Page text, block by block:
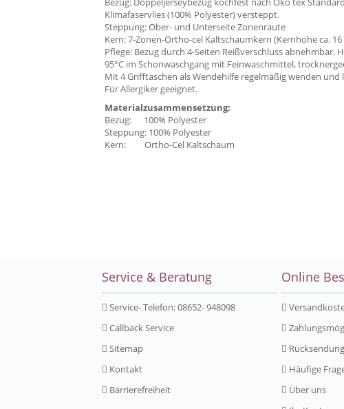
Klimafaservlies (100% Polyester) versteppt.
Steppung: Ober- und Unterseite Zonenraute
Kern: 7-Zonen-Ortho-cel Kaltschaumkern (Kernhöhe ca.
Pflege: Bezug durch 4-Seiten Reißverschluss
95°C im Schonwaschgang mit Feinwaschmittel,
Mit 4 Grifftaschen als Wendehilfe regelmäßig wenden und
Für Allergiker geeignet.
Materialzusammensetzung:
Bezug: 100% Polyester
Steppung: 100% Polyester
Kern: Ortho-Cel Kaltschaum
Service & Beratung
Service- Telefon: 08652- 948098
Callback Service
Sitemap
Kontakt
Barrierefreiheit
Online
Häufige
Über uns